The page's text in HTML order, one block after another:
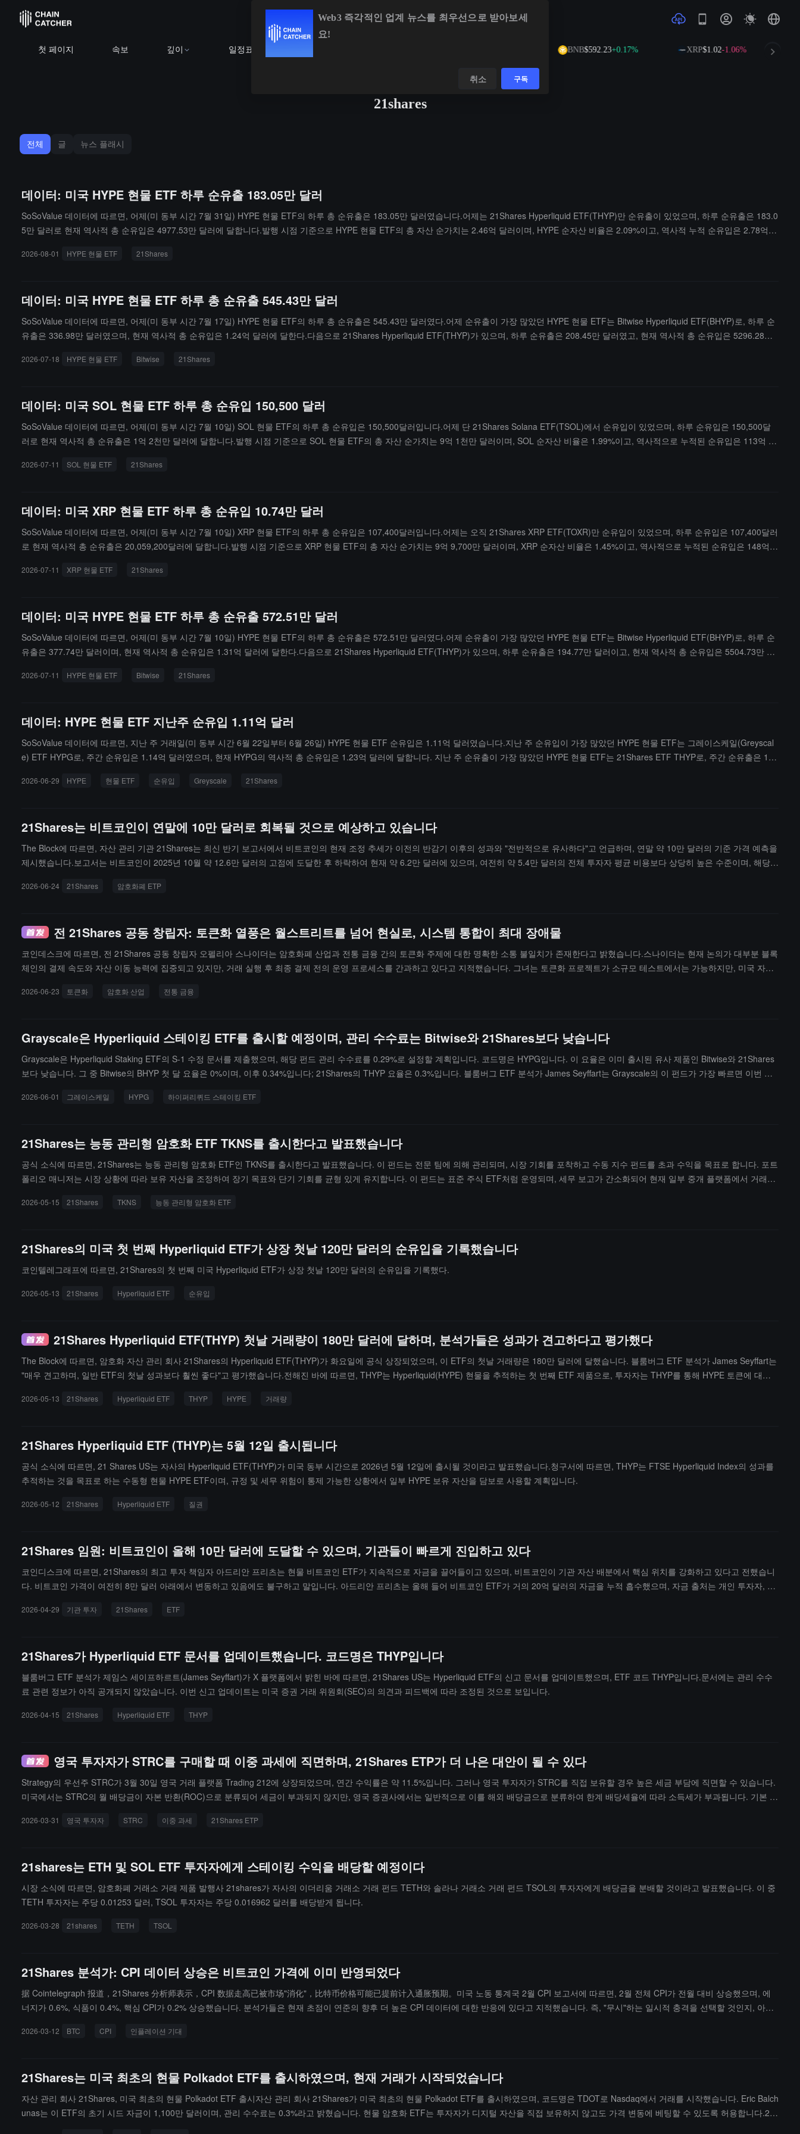
첫 페이지 속보 깊이 일정표 BNB$592.23+0.17% XRP$1.02-1.06%
21shares
전체 글 뉴스 플래시
데이터: 미국 HYPE 현물 ETF 하루 순유출 183.05만 달러
SoSoValue 데이터에 따르면, 어제(미 동부 시간 7월 31일) HYPE 현물 ETF의 하루 총 순유출은 183.05만 달러였습니다.어제는 21Shares Hyperliquid ETF(THYP)만 순유출이 있었으며, 하루 순유출은 183.0
5만 달러로 현재 역사적 총 순유입은 4977.53만 달러에 달합니다.발행 시점 기준으로 HYPE 현물 ETF의 총 자산 순가치는 2.46억 달러이며, HYPE 순자산 비율은 2.09%이고, 역사적 누적 순유입은 2.78억
2026-08-01 HYPE 현물 ETF 21Shares
데이터: 미국 HYPE 현물 ETF 하루 총 순유출 545.43만 달러
SoSoValue 데이터에 따르면, 어제(미 동부 시간 7월 17일) HYPE 현물 ETF의 하루 총 순유출은 545.43만 달러였다.어제 순유출이 가장 많았던 HYPE 현물 ETF는 Bitwise Hyperliquid ETF(BHYP)로, 하루 순
유출은 336.98만 달러였으며, 현재 역사적 총 순유입은 1.24억 달러에 달한다.다음으로 21Shares Hyperliquid ETF(THYP)가 있으며, 하루 순유출은 208.45만 달러였고, 현재 역사적 총 순유입은 5296.28만
2026-07-18 HYPE 현물 ETF Bitwise 21Shares
데이터: 미국 SOL 현물 ETF 하루 총 순유입 150,500 달러
SoSoValue 데이터에 따르면, 어제(미 동부 시간 7월 10일) SOL 현물 ETF의 하루 총 순유입은 150,500달러입니다.어제 단 21Shares Solana ETF(TSOL)에서 순유입이 있었으며, 하루 순유입은 150,500달
러로 현재 역사적 총 순유출은 1억 2천만 달러에 달합니다.발행 시점 기준으로 SOL 현물 ETF의 총 자산 순가치는 9억 1천만 달러이며, SOL 순자산 비율은 1.99%이고, 역사적으로 누적된 순유입은 113억 6
2026-07-11 SOL 현물 ETF 21Shares
데이터: 미국 XRP 현물 ETF 하루 총 순유입 10.74만 달러
SoSoValue 데이터에 따르면, 어제(미 동부 시간 7월 10일) XRP 현물 ETF의 하루 총 순유입은 107,400달러입니다.어제는 오직 21Shares XRP ETF(TOXR)만 순유입이 있었으며, 하루 순유입은 107,400달러
로 현재 역사적 총 순유출은 20,059,200달러에 달합니다.발행 시점 기준으로 XRP 현물 ETF의 총 자산 순가치는 9억 9,700만 달러이며, XRP 순자산 비율은 1.45%이고, 역사적으로 누적된 순유입은 148억
2026-07-11 XRP 현물 ETF 21Shares
데이터: 미국 HYPE 현물 ETF 하루 총 순유출 572.51만 달러
SoSoValue 데이터에 따르면, 어제(미 동부 시간 7월 10일) HYPE 현물 ETF의 하루 총 순유출은 572.51만 달러였다.어제 순유출이 가장 많았던 HYPE 현물 ETF는 Bitwise Hyperliquid ETF(BHYP)로, 하루 순
유출은 377.74만 달러이며, 현재 역사적 총 순유입은 1.31억 달러에 달한다.다음으로 21Shares Hyperliquid ETF(THYP)가 있으며, 하루 순유출은 194.77만 달러이고, 현재 역사적 총 순유입은 5504.73만 달
2026-07-11 HYPE 현물 ETF Bitwise 21Shares
데이터: HYPE 현물 ETF 지난주 순유입 1.11억 달러
SoSoValue 데이터에 따르면, 지난 주 거래일(미 동부 시간 6월 22일부터 6월 26일) HYPE 현물 ETF 순유입은 1.11억 달러였습니다.지난 주 순유입이 가장 많았던 HYPE 현물 ETF는 그레이스케일(Greyscal
e) ETF HYPG로, 주간 순유입은 1.14억 달러였으며, 현재 HYPG의 역사적 총 순유입은 1.23억 달러에 달합니다. 지난 주 순유출이 가장 많았던 HYPE 현물 ETF는 21Shares ETF THYP로, 주간 순유출은 14
은 2.28%에 달하고, 역사적 누적 순유입은 2.94억 달러에 이릅니다.
2026-06-29 HYPE 현물 ETF 순유입 Greyscale 21Shares
21Shares는 비트코인이 연말에 10만 달러로 회복될 것으로 예상하고 있습니다
The Block에 따르면, 자산 관리 기관 21Shares는 최신 반기 보고서에서 비트코인의 현재 조정 추세가 이전의 반감기 이후의 성과와 "전반적으로 유사하다"고 언급하며, 연말 약 10만 달러의 기준 가격 예측을
제시했습니다.보고서는 비트코인이 2025년 10월 약 12.6만 달러의 고점에 도달한 후 하락하여 현재 약 6.2만 달러에 있으며, 여전히 약 5.4만 달러의 전체 투자자 평균 비용보다 상당히 높은 수준이며, 해당
1400억 달러로, 총 125만 개의 BTC를 보유하고 있으며, 이전 고점에서 약 8%만 하락했으며, 이는 대규모 환매보다는 가격 변동의 영향을 받았기 때문입니다.
2026-06-24 21Shares 암호화폐 ETP
전 21Shares 공동 창립자: 토큰화 열풍은 월스트리트를 넘어 현실로, 시스템 통합이 최대 장애물
코인데스크에 따르면, 전 21Shares 공동 창립자 오펠리아 스나이더는 암호화폐 산업과 전통 금융 간의 토큰화 주제에 대한 명확한 소통 불일치가 존재한다고 밝혔습니다.스나이더는 현재 논의가 대부분 블록
체인의 결제 속도와 자산 이동 능력에 집중되고 있지만, 거래 실행 후 최종 결제 전의 운영 프로세스를 간과하고 있다고 지적했습니다. 그녀는 토큰화 프로젝트가 소규모 테스트에서는 가능하지만, 미국 자본
지, 그리고 어떻게 24시간 거래에 적응할 수 있는 위험 관리 프레임워크를 조정할 것인지가 포함됩니다. 또한, 많은 금융 기관이 의존하는 제3자 소프트웨어는 아직 블록체인 원주 거래를 지원하지 않습니다.
2026-06-23 토큰화 암호화 산업 전통 금융
Grayscale은 Hyperliquid 스테이킹 ETF를 출시할 예정이며, 관리 수수료는 Bitwise와 21Shares보다 낮습니다
Grayscale은 Hyperliquid Staking ETF의 S-1 수정 문서를 제출했으며, 해당 펀드 관리 수수료를 0.29%로 설정할 계획입니다. 코드명은 HYPG입니다. 이 요율은 이미 출시된 유사 제품인 Bitwise와 21Shares
보다 낮습니다. 그 중 Bitwise의 BHYP 첫 달 요율은 0%이며, 이후 0.34%입니다; 21Shares의 THYP 요율은 0.3%입니다. 블룸버그 ETF 분석가 James Seyffart는 Grayscale의 이 펀드가 가장 빠르면 이번 주
2026-06-01 그레이스케일 HYPG 하이퍼리퀴드 스테이킹 ETF
21Shares는 능동 관리형 암호화 ETF TKNS를 출시한다고 발표했습니다
공식 소식에 따르면, 21Shares는 능동 관리형 암호화 ETF인 TKNS를 출시한다고 발표했습니다. 이 펀드는 전문 팀에 의해 관리되며, 시장 기회를 포착하고 수동 지수 펀드를 초과 수익을 목표로 합니다. 포트
폴리오 매니저는 시장 상황에 따라 보유 자산을 조정하여 장기 목표와 단기 기회를 균형 있게 유지합니다. 이 펀드는 표준 주식 ETF처럼 운영되며, 세무 보고가 간소화되어 현재 일부 중개 플랫폼에서 거래할
2026-05-15 21Shares TKNS 능동 관리형 암호화 ETF
21Shares의 미국 첫 번째 Hyperliquid ETF가 상장 첫날 120만 달러의 순유입을 기록했습니다
코인텔레그래프에 따르면, 21Shares의 첫 번째 미국 Hyperliquid ETF가 상장 첫날 120만 달러의 순유입을 기록했다.
2026-05-13 21Shares Hyperliquid ETF 순유입
21Shares Hyperliquid ETF(THYP) 첫날 거래량이 180만 달러에 달하며, 분석가들은 성과가 견고하다고 평가했다
The Block에 따르면, 암호화 자산 관리 회사 21Shares의 Hyperliquid ETF(THYP)가 화요일에 공식 상장되었으며, 이 ETF의 첫날 거래량은 180만 달러에 달했습니다. 블룸버그 ETF 분석가 James Seyffart는
"매우 견고하며, 일반 ETF의 첫날 성과보다 훨씬 좋다"고 평가했습니다.전해진 바에 따르면, THYP는 Hyperliquid(HYPE) 현물을 추적하는 첫 번째 ETF 제품으로, 투자자는 THYP를 통해 HYPE 토큰에 대한
을 신청하고 있습니다.
2026-05-13 21Shares Hyperliquid ETF THYP HYPE 거래량
21Shares Hyperliquid ETF (THYP)는 5월 12일 출시됩니다
공식 소식에 따르면, 21 Shares US는 자사의 Hyperliquid ETF(THYP)가 미국 동부 시간으로 2026년 5월 12일에 출시될 것이라고 발표했습니다.청구서에 따르면, THYP는 FTSE Hyperliquid Index의 성과를
추적하는 것을 목표로 하는 수동형 현물 HYPE ETF이며, 규정 및 세무 위험이 통제 가능한 상황에서 일부 HYPE 보유 자산을 담보로 사용할 계획입니다.
2026-05-12 21Shares Hyperliquid ETF 질권
21Shares 임원: 비트코인이 올해 10만 달러에 도달할 수 있으며, 기관들이 빠르게 진입하고 있다
코인디스크에 따르면, 21Shares의 최고 투자 책임자 아드리안 프리츠는 현물 비트코인 ETF가 지속적으로 자금을 끌어들이고 있으며, 비트코인이 기관 자산 배분에서 핵심 위치를 강화하고 있다고 전했습니
다. 비트코인 가격이 여전히 8만 달러 아래에서 변동하고 있음에도 불구하고 말입니다. 아드리안 프리츠는 올해 들어 비트코인 ETF가 거의 20억 달러의 자금을 누적 흡수했으며, 자금 출처는 개인 투자자, 기
있습니다. 현재 비트코인의 일일 거래량은 500억 달러를 초과했으며, 유동성 수준은 Nvidia와 같은 대형 기술 주식에 근접하고 있습니다. ETF 메커니즘은 1차 및 2차 시장 유동성을 동시에 제공하여 점차 "기
을 더 강조하는 자산 선택 논리로 전환하고 있습니다.
2026-04-29 기관 투자 21Shares ETF
21Shares가 Hyperliquid ETF 문서를 업데이트했습니다. 코드명은 THYP입니다
블룸버그 ETF 분석가 제임스 세이프하르트(James Seyffart)가 X 플랫폼에서 밝힌 바에 따르면, 21Shares US는 Hyperliquid ETF의 신고 문서를 업데이트했으며, ETF 코드 THYP입니다.문서에는 관리 수수
료 관련 정보가 아직 공개되지 않았습니다. 이번 신고 업데이트는 미국 증권 거래 위원회(SEC)의 의견과 피드백에 따라 조정된 것으로 보입니다.
2026-04-15 21Shares Hyperliquid ETF THYP
영국 투자자가 STRC를 구매할 때 이중 과세에 직면하며, 21Shares ETP가 더 나은 대안이 될 수 있다
Strategy의 우선주 STRC가 3월 30일 영국 거래 플랫폼 Trading 212에 상장되었으며, 연간 수익률은 약 11.5%입니다. 그러나 영국 투자자가 STRC를 직접 보유할 경우 높은 세금 부담에 직면할 수 있습니다.
미국에서는 STRC의 월 배당금이 자본 반환(ROC)으로 분류되어 세금이 부과되지 않지만, 영국 증권사에서는 일반적으로 이를 해외 배당금으로 분류하여 한계 배당세율에 따라 소득세가 부과됩니다. 기본 세
an Straten은 영국 투자자들에게 암스테르담 및 파리 증권 거래소에 상장된 21Shares Strategy Yield ETP로 전환할 것을 권장합니다. 이 제품은 관리 수수료가 없고, 누적형 구조를 채택하여 수익이 자동으로
2026-03-31 영국 투자자 STRC 이중 과세 21Shares ETP
21shares는 ETH 및 SOL ETF 투자자에게 스테이킹 수익을 배당할 예정이다
시장 소식에 따르면, 암호화폐 거래소 거래 제품 발행사 21shares가 자사의 이더리움 거래소 거래 펀드 TETH와 솔라나 거래소 거래 펀드 TSOL의 투자자에게 배당금을 분배할 것이라고 발표했습니다. 이 중
TETH 투자자는 주당 0.01253 달러, TSOL 투자자는 주당 0.016962 달러를 배당받게 됩니다.
2026-03-28 21shares TETH TSOL
21Shares 분석가: CPI 데이터 상승은 비트코인 가격에 이미 반영되었다
据 Cointelegraph 报道，21Shares 分析师表示，CPI 数据走高已被市场"消化"，比特币价格可能已提前计入通胀预期。미국 노동 통계국 2월 CPI 보고서에 따르면, 2월 전체 CPI가 전월 대비 상승했으며, 에
너지가 0.6%, 식품이 0.4%, 핵심 CPI가 0.2% 상승했습니다. 분석가들은 현재 초점이 연준의 향후 더 높은 CPI 데이터에 대한 반응에 있다고 지적했습니다. 즉, "무시"하는 일시적 충격을 선택할 것인지, 아니
중기적으로 7.5만 달러에서 8만 달러 조정 구간에 진입할 수 있다고 언급했습니다. 역사적 데이터에 따르면, 지정학적 시장 충격 후 비트코인은 보통 15% 이상 반등하며, 만약 FOMC가 2026년에 금리를 인하
2026-03-12 BTC CPI 인플레이션 기대
21Shares는 미국 최초의 현물 Polkadot ETF를 출시하였으며, 현재 거래가 시작되었습니다
자산 관리 회사 21Shares, 미국 최초의 현물 Polkadot ETF 출시자산 관리 회사 21Shares가 미국 최초의 현물 Polkadot ETF를 출시하였으며, 코드명은 TDOT로 Nasdaq에서 거래를 시작했습니다. Eric Balch
unas는 이 ETF의 초기 시드 자금이 1,100만 달러이며, 관리 수수료는 0.3%라고 밝혔습니다. 현물 암호화 ETF는 투자자가 디지털 자산을 직접 보유하지 않고도 가격 변동에 베팅할 수 있도록 허용합니다.21
Web3 즉각적인 업계 뉴스를 최우선으로 받아보세
요!
취소 구독